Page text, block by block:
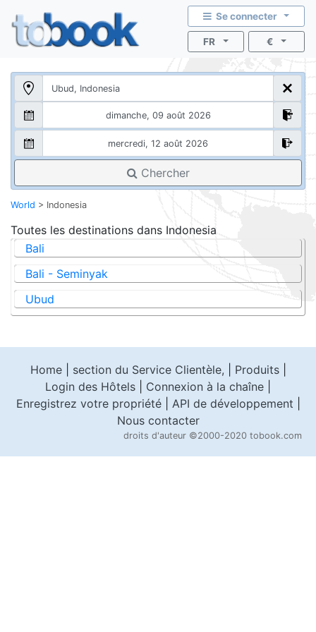
Se connecter
FR €
Chercher
World > Indonesia
Toutes les destinations dans Indonesia
Bali
Bali - Seminyak
Ubud
Home| section du Service Clientèle, Produits|
Login des Hôtels
Connexion à la chaîne
Enregistrez votre propriété| API de développement
Nous contacter
droits d'auteur ©2000-2020 tobook.com